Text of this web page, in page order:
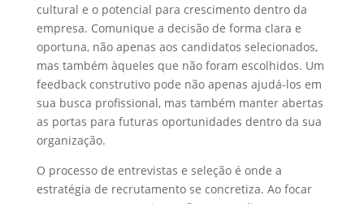
cultural e o potencial para crescimento dentro da
empresa. Comunique a decisão de forma clara e
oportuna, não apenas aos candidatos selecionados,
mas também àqueles que não foram escolhidos. Um
feedback construtivo pode não apenas ajudá-los em
sua busca profissional, mas também manter abertas
as portas para futuras oportunidades dentro da sua
organização.
O processo de entrevistas e seleção é onde a
estratégia de recrutamento se concretiza. Ao focar